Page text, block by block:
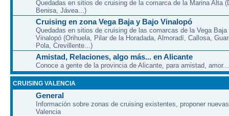
Quedadas en sitios de cruising de la comarca de la Marina Alta
Benisa, Jávea...)
Cruising en zona Vega Baja y Bajo Vinalopó
Quedadas en sitios de cruising de las comarcas de la Vega Baja
Vinalopó (Orihuela, Pilar de la Horadada, Almoradí, Callosa,
Pola, Crevillente...)
Amistad, Relaciones, algo más... en Alicante
Conoce a gente de la provincia de Alicante, para amistad,
CRUISING VALENCIA
General
Información sobre zonas de cruising existentes, proponer
Valencia